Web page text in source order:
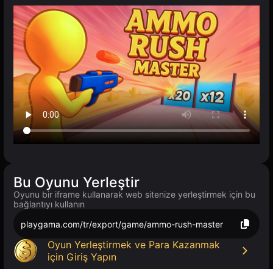
Bu Oyunu Yerleştir
Oyunu bir iframe kullanarak web sitenize yerleştirmek için bu
bağlantıyı kullanın
playgama.com/tr/export/game/ammo-rush-master
Oyun Yerleştirmek ve Para Kazanmak
için Giriş Yapın